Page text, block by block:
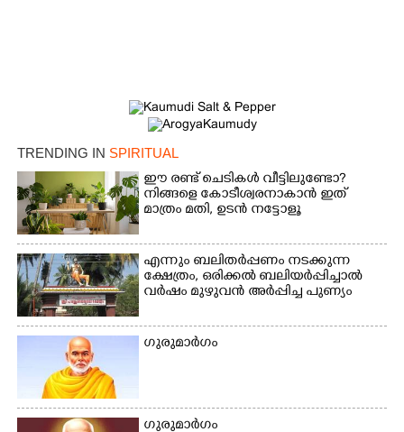
TRENDING IN SPIRITUAL
ഈ രണ്ട് ചെടികൾ വീട്ടിലുണ്ടോ?​
നിങ്ങളെ കോടീശ്വരനാകാൻ ഇത്
മാത്രം മതി,​ ഉടൻ നട്ടോളൂ
എന്നും ബലിതർപ്പണം നടക്കുന്ന
ക്ഷേത്രം,​ ഒരിക്കൽ ബലിയർപ്പിച്ചാൽ
വർഷം മുഴുവൻ അർപ്പിച്ച പുണ്യം
ഗുരുമാർഗം
ഗുരുമാർഗം
Share this link